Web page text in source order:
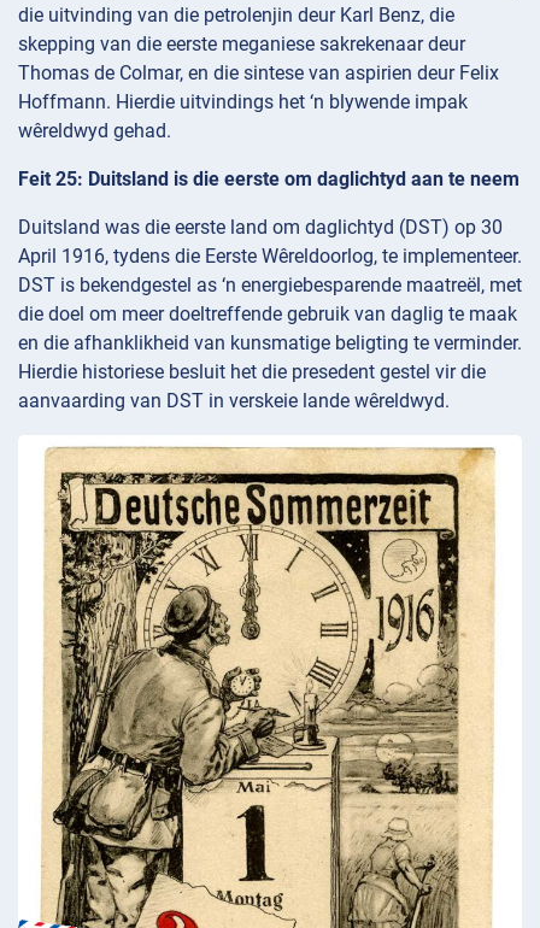
die uitvinding van die petrolenjin deur Karl Benz, die
skepping van die eerste meganiese sakrekenaar deur
Thomas de Colmar, en die sintese van aspirien deur Felix
Hoffmann. Hierdie uitvindings het ‘n blywende impak
wêreldwyd gehad.
Feit 25: Duitsland is die eerste om daglichtyd aan te neem
Duitsland was die eerste land om daglichtyd (DST) op 30
April 1916, tydens die Eerste Wêreldoorlog, te implementeer.
DST is bekendgestel as ‘n energiebesparende maatreël, met
die doel om meer doeltreffende gebruik van daglig te maak
en die afhanklikheid van kunsmatige beligting te verminder.
Hierdie historiese besluit het die presedent gestel vir die
aanvaarding van DST in verskeie lande wêreldwyd.